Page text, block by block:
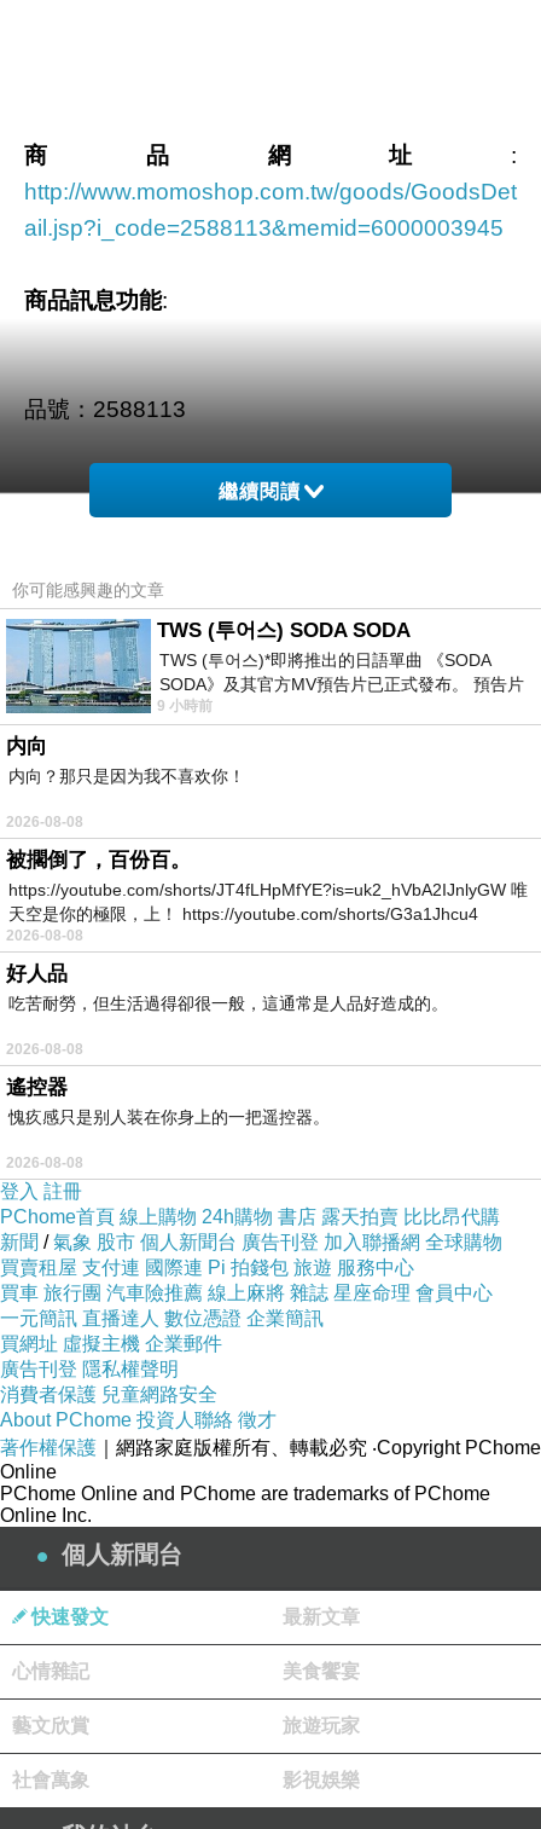
商品網址 :
http://www.momoshop.com.tw/goods/GoodsDet
ail.jsp?i_code=2588113&memid=6000003945
商品訊息功能:
品號：2588113
時尚流蘇裝飾
商品訊息描述
商品訊息簡述 :
品牌: 戴安娜.珍妮絲
材質: 甩紋牛皮
尺寸: 30*11*19CM
附件: 防塵套*1/長揹帶*1/短揹帶*1
功能: 手提/肩揹
A4 : X
產地: 中國
繼續閱讀
你可能感興趣的文章
TWS (투어스) SODA SODA
TWS (투어스)*即將推出的日語單曲 《SODA
SODA》及其官方MV預告片已正式發布。 預告片
一經發布， 就引發了粉絲們對這次夏季回
9 小時前
内向
内向？那只是因为我不喜欢你！
2026-08-08
被擱倒了，百份百。
https://youtube.com/shorts/JT4fLHpMfYE?is=uk2_hVbA2IJnlyGW 唯
天空是你的極限，上！ https://youtube.com/shorts/G3a1Jhcu4
2026-08-08
好人品
吃苦耐勞，但生活過得卻很一般，這通常是人品好造成的。
2026-08-08
遙控器
愧疚感只是别人装在你身上的一把遥控器。
2026-08-08
登入 註冊
PChome首頁 線上購物 24h購物 書店 露天拍賣 比比昂代購
新聞 /氣象 股市 個人新聞台 廣告刊登 加入聯播網 全球購物
買賣租屋 支付連 國際連 Pi 拍錢包 旅遊 服務中心
買車 旅行團 汽車險推薦 線上麻將 雜誌 星座命理 會員中心
一元簡訊 直播達人 數位憑證 企業簡訊
買網址 虛擬主機 企業郵件
廣告刊登 隱私權聲明
消費者保護 兒童網路安全
About PChome 投資人聯絡 徵才
著作權保護 ｜網路家庭版權所有、轉載必究 ‧Copyright PChome
Online
PChome Online and PChome are trademarks of PChome
Online Inc.
個人新聞台
快速發文 最新文章
心情雜記 美食饗宴
藝文欣賞 旅遊玩家
社會萬象 影視娛樂